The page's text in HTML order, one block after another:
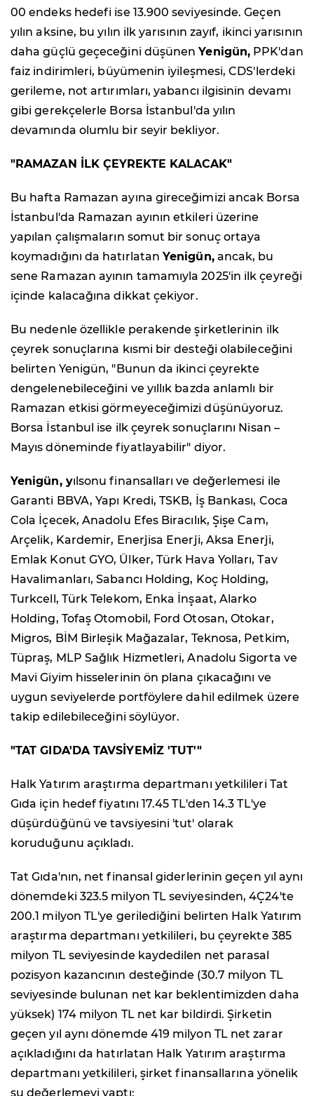
00 endeks hedefi ise 13.900 seviyesinde. Geçen
yılın aksine, bu yılın ilk yarısının zayıf, ikinci yarısının
daha güçlü geçeceğini düşünenYenigün, PPK'dan
faiz indirimleri, büyümenin iyileşmesi, CDS'lerdeki
gerileme, not artırımları, yabancı ilgisinin devamı
gibi gerekçelerle Borsa İstanbul'da yılın
devamında olumlu bir seyir bekliyor.
"RAMAZAN İLK ÇEYREKTE KALACAK"
Bu hafta Ramazan ayına gireceğimizi ancak Borsa
İstanbul'da Ramazan ayının etkileri üzerine
yapılan çalışmaların somut bir sonuç ortaya
koymadığını da hatırlatanYenigün,ancak, bu
sene Ramazan ayının tamamıyla 2025'in ilk çeyreği
içinde kalacağına dikkat çekiyor.
Bu nedenle özellikle perakende şirketlerinin ilk
çeyrek sonuçlarına kısmi bir desteği olabileceğini
belirten Yenigün, "Bunun da ikinci çeyrekte
dengelenebileceğini ve yıllık bazda anlamlı bir
Ramazan etkisi görmeyeceğimizi düşünüyoruz.
Borsa İstanbul ise ilk çeyrek sonuçlarını Nisan –
Mayıs döneminde fiyatlayabilir" diyor.
Yenigün, yılsonu finansalları ve değerlemesi ile
Garanti BBVA, Yapı Kredi, TSKB, İş Bankası, Coca
Cola İçecek, Anadolu Efes Biracılık, Şişe Cam,
Arçelik, Kardemir, Enerjisa Enerji, Aksa Enerji,
Emlak Konut GYO, Ülker, Türk Hava Yolları, Tav
Havalimanları, Sabancı Holding, Koç Holding,
Turkcell, Türk Telekom, Enka İnşaat, Alarko
Holding, Tofaş Otomobil, Ford Otosan, Otokar,
Migros, BİM Birleşik Mağazalar, Teknosa, Petkim,
Tüpraş, MLP Sağlık Hizmetleri, Anadolu Sigorta ve
Mavi Giyim hisselerinin ön plana çıkacağını ve
uygun seviyelerde portföylere dahil edilmek üzere
takip edilebileceğini söylüyor.
"TAT GIDA'DA TAVSİYEMİZ 'TUT'"
Halk Yatırım araştırma departmanı yetkilileri Tat
Gıda için hedef fiyatını 17.45 TL'den 14.3 TL'ye
düşürdüğünü ve tavsiyesini 'tut' olarak
koruduğunu açıkladı.
Tat Gıda'nın, net finansal giderlerinin geçen yıl aynı
dönemdeki 323.5 milyon TL seviyesinden, 4Ç24'te
200.1 milyon TL'ye gerilediğini belirten Halk Yatırım
araştırma departmanı yetkilileri, bu çeyrekte 385
milyon TL seviyesinde kaydedilen net parasal
pozisyon kazancının desteğinde (30.7 milyon TL
seviyesinde bulunan net kar beklentimizden daha
yüksek) 174 milyon TL net kar bildirdi. Şirketin
geçen yıl aynı dönemde 419 milyon TL net zarar
açıkladığını da hatırlatan Halk Yatırım araştırma
departmanı yetkilileri, şirket finansallarına yönelik
şu değerlemeyi yaptı: